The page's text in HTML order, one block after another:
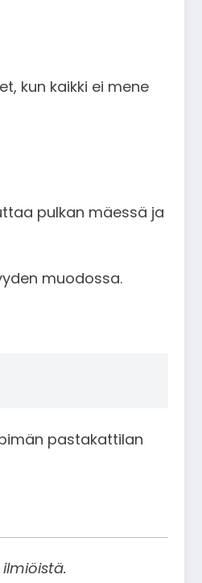
kun kaikki ei mene
pulkan mäessä ja
muodossa.
pastakattilan